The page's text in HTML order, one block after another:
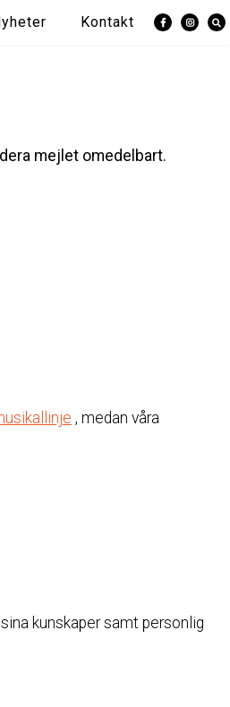
Kontakt
mejlet omedelbart.
, medan våra
kunskaper samt personlig